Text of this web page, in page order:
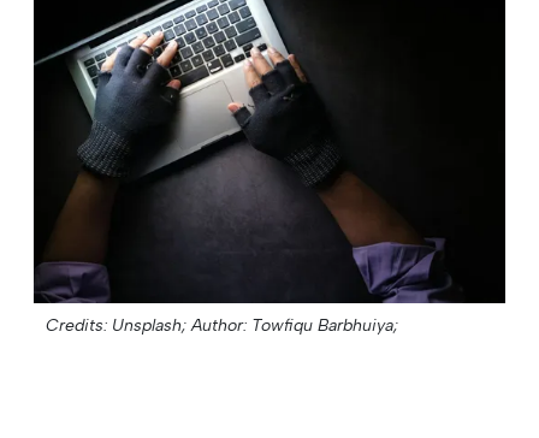
Credits: Unsplash; Author: Towfiqu Barbhuiya;